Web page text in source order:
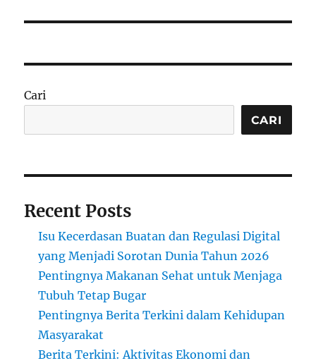
Cari
CARI
Recent Posts
Isu Kecerdasan Buatan dan Regulasi Digital
yang Menjadi Sorotan Dunia Tahun 2026
Pentingnya Makanan Sehat untuk Menjaga
Tubuh Tetap Bugar
Pentingnya Berita Terkini dalam Kehidupan
Masyarakat
Berita Terkini: Aktivitas Ekonomi dan